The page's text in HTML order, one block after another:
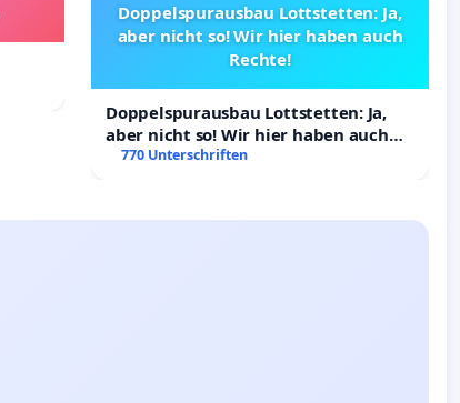
Doppelspurausbau Lottstetten: Ja,
aber nicht so! Wir hier haben auch
Rechte!
Doppelspurausbau Lottstetten: Ja,
aber nicht so! Wir hier haben auch
Rechte!
770 Unterschriften